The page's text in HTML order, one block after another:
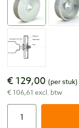
€ 129,00 (per stuk)
€ 106,61 excl. btw